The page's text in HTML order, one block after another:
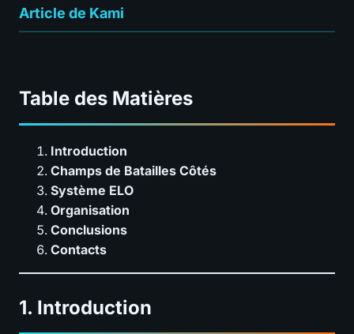
Article de Kami
Table des Matières
Introduction
Champs de Batailles Côtés
Système ELO
Organisation
Conclusions
Contacts
1. Introduction